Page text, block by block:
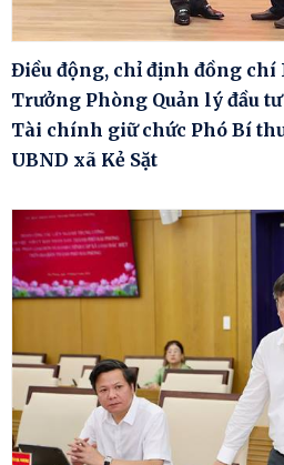
Điều động, chỉ định đồng chí
Trưởng Phòng Quản lý đầu
Tài chính giữ chức Phó Bí
UBND xã Kẻ Sặt